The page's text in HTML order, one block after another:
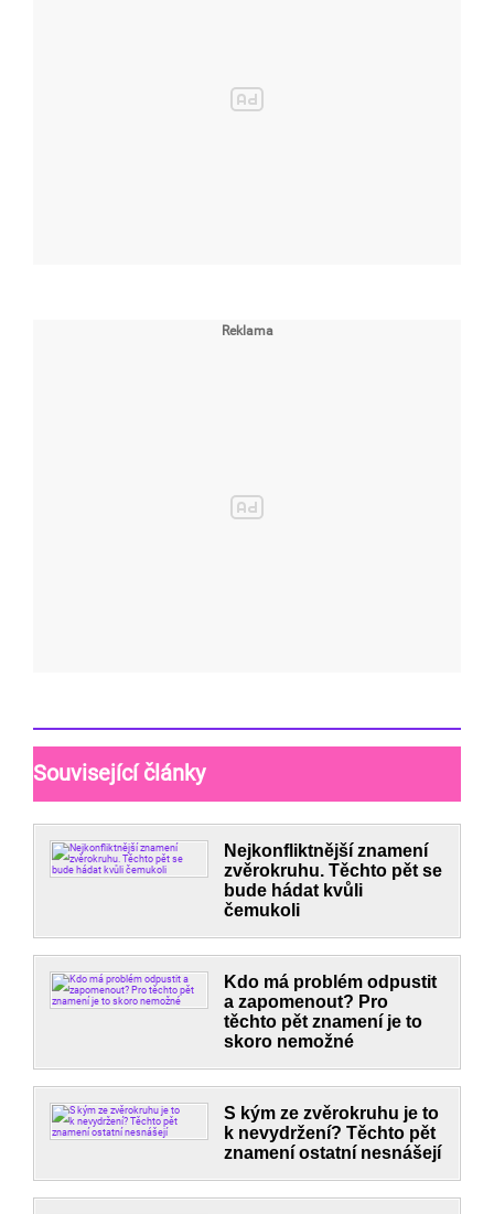
Související články
Nejkonfliktnější znamení
zvěrokruhu. Těchto pět se
bude hádat kvůli
čemukoli
Kdo má problém odpustit
a zapomenout? Pro
těchto pět znamení je to
skoro nemožné
S kým ze zvěrokruhu je to
k nevydržení? Těchto pět
znamení ostatní nesnášejí